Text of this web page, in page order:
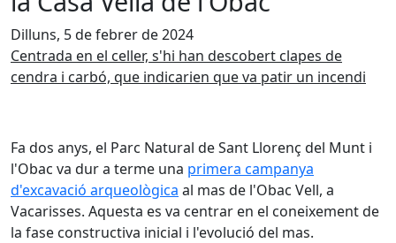
Dilluns, 5 de febrer de 2024
Centrada en el celler, s'hi han descobert clapes de
cendra i carbó, que indicarien que va patir un incendi
Fa dos anys, el Parc Natural de Sant Llorenç del Munt i
l'Obac va dur a terme una primera campanya
d'excavació arqueològica al mas de l'Obac Vell, a
Vacarisses. Aquesta es va centrar en el coneixement de
la fase constructiva inicial i l'evolució del mas.